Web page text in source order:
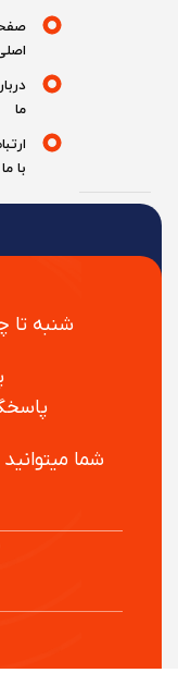
شنبه تا
شما میتوانید
صفحه
درباره
ارتباط